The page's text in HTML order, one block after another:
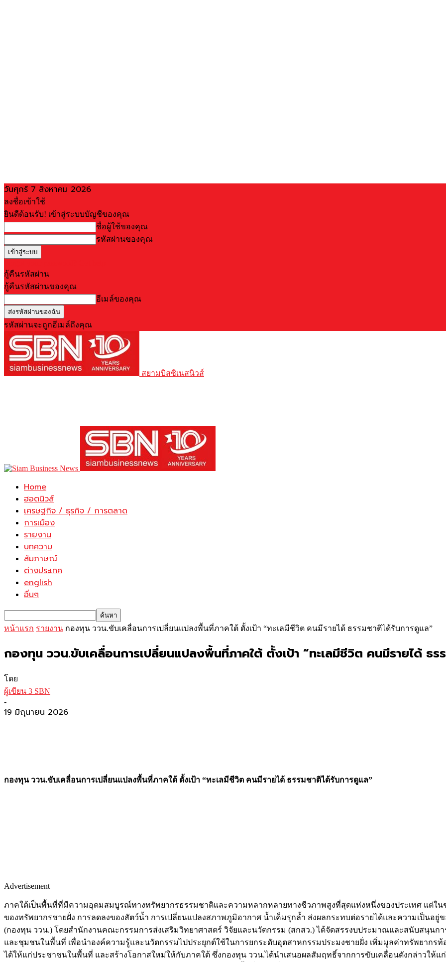
วันศุกร์ 7 สิงหาคม 2026
ลงชื่อเข้าใช้
ยินดีต้อนรับ! เข้าสู่ระบบบัญชีของคุณ
ชื่อผู้ใช้ของคุณ
รหัสผ่านของคุณ
กู้คืนรหัสผ่าน
กู้คืนรหัสผ่านของคุณ
อีเมล์ของคุณ
รหัสผ่านจะถูกอีเมล์ถึงคุณ
สยามบิสซิเนสนิวส์
Home
ฮอตนิวส์
เศรษฐกิจ / ธุรกิจ / การตลาด
การเมือง
รายงาน
บทความ
สัมภาษณ์
ต่างประเทศ
english
อื่นๆ
หน้าแรก รายงาน กองทุน ววน.ขับเคลื่อนการเปลี่ยนแปลงพื้นที่ภาคใต้ ตั้งเป้า “ทะเลมีชีวิต คนมีรายได้ ธรรมชาติได้รับการดูแล”
กองทุน ววน.ขับเคลื่อนการเปลี่ยนแปลงพื้นที่ภาคใต้ ตั้งเป้า “ทะเลมีชีวิต คนมีรายได้ ธร
โดย
ผู้เขียน 3 SBN
-
19 มิถุนายน 2026
กองทุน ววน.ขับเคลื่อนการเปลี่ยนแปลงพื้นที่ภาคใต้ ตั้งเป้า “ทะเลมีชีวิต คนมีรายได้ ธรรมชาติได้รับการดูแล”
Advertisement
ภาคใต้เป็นพื้นที่ที่มีความอุดมสมบูรณ์ทางทรัพยากรธรรมชาติและความหลากหลายทางชีวภาพสูงที่สุดแห่งหนึ่งของประเทศ แต่ใ
ของทรัพยากรชายฝั่ง การลดลงของสัตว์น้ำ การเปลี่ยนแปลงสภาพภูมิอากาศ น้ำเค็มรุกล้ำ ส่งผลกระทบต่อรายได้และความเป็นอ
(กองทุน ววน.) โดยสำนักงานคณะกรรมการส่งเสริมวิทยาศาสตร์ วิจัยและนวัตกรรม (สกสว.) ได้จัดสรรงบประมาณและสนับสนุน
และชุมชนในพื้นที่ เพื่อนำองค์ความรู้และนวัตกรรมไปประยุกต์ใช้ในการยกระดับอุตสาหกรรมประมงชายฝั่ง เพิ่มมูลค่าทรัพยากร
ได้ให้แก่ประชาชนในพื้นที่ และสร้างโอกาสใหม่ให้กับภาคใต้ ซึ่งกองทุน ววน.ได้นำเสนอผลสัมฤทธิ์จากการขับเคลื่อนดังกล่าวให้